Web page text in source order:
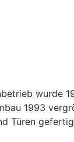
wurde
1993
Türen